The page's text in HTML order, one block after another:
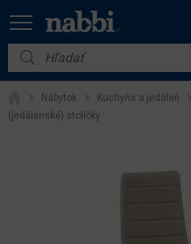
Nábytok
Vybavenie do domácnosti
Nábytok Kuchyňa a jedáleň
(jedálenské) stoličky